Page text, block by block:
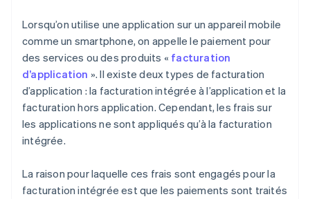
Lorsqu’on utilise une application sur un appareil mobile
comme un smartphone, on appelle le paiement pour
des services ou des produits « facturation
d’application ». Il existe deux types de facturation
d’application : la facturation intégrée à l’application et la
facturation hors application. Cependant, les frais sur
les applications ne sont appliqués qu’à la facturation
intégrée.
La raison pour laquelle ces frais sont engagés pour la
facturation intégrée est que les paiements sont traités